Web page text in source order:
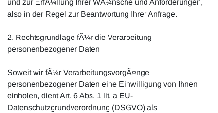
und zur ErfÃ¼llung Ihrer WÃ¼nsche und Anforderungen,
also in der Regel zur Beantwortung Ihrer Anfrage.
2. Rechtsgrundlage fÃ¼r die Verarbeitung
personenbezogener Daten
Soweit wir fÃ¼r VerarbeitungsvorgÃ¤nge
personenbezogener Daten eine Einwilligung von Ihnen
einholen, dient Art. 6 Abs. 1 lit. a EU-
Datenschutzgrundverordnung (DSGVO) als